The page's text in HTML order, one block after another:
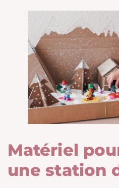
Matériel
une station